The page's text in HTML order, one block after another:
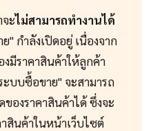
ะไม่สามารถทำงานได้
กำลังเปิดอยู่ เนื่องจาก
มีราคาสินค้าให้ลูกค้า
บบซื้อขาย" จะสามารถ
องราคาสินค้าได้ ซึ่งจะ
สินค้าในหน้าเว็บไซต์